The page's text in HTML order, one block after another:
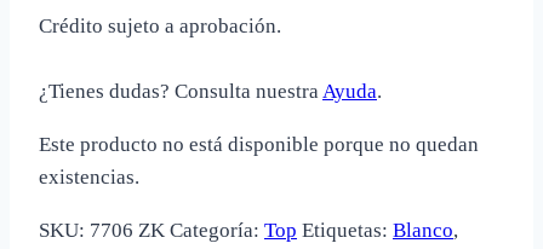
Crédito sujeto a aprobación.
¿Tienes dudas? Consulta nuestraAyuda.
Este producto no está disponible porque no quedan
existencias.
SKU: 7706 ZK Categoría: Top Etiquetas: Blanco,